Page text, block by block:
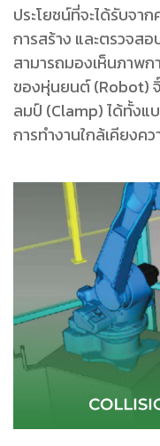
ประโยชน์ที่จะได้รับจา
การสร้าง และตรวจส
สามารถมองเห็นภาพก
ของหุ่นยนต์ (Robot)
ลมป์ (Clamp) ได้ทั้งแ
การทํางานใกล้เคียงค